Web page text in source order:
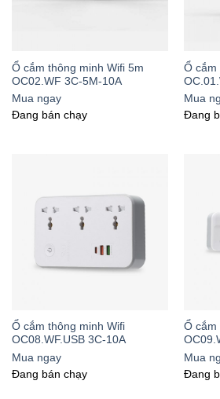
Ổ cắm thông minh Wifi 5m
OC02.WF 3C-5M-10A
Mua ngay
Đang bán chạy
Ổ cắm
Mua
Đang
Ổ cắm thông minh Wifi
OC08.WF.USB 3C-10A
Mua ngay
Đang bán chạy
Ổ cắm
Mua
Đang